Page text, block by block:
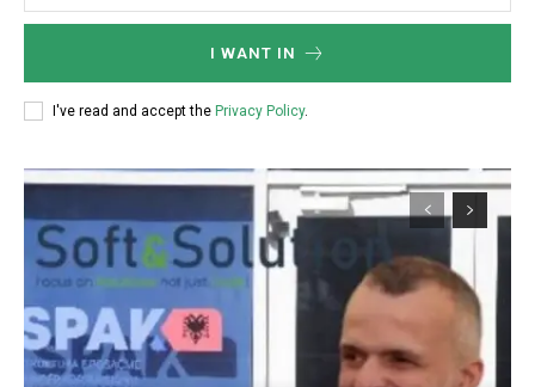
I WANT IN
I've read and accept the Privacy Policy.